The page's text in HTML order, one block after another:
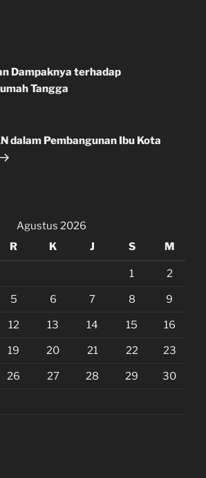
Dampaknya terhadap
Tangga
dalam Pembangunan Ibu Kota
Agustus 2026
R K J S M
1 2
5 6 7 8 9
12 13 14 15 16
19 20 21 22 23
26 27 28 29 30